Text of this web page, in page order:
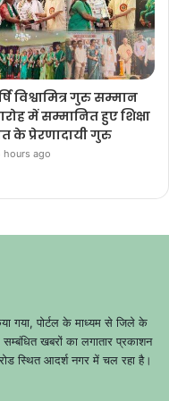
विश्वामित्र गुरु सम्मान
में सम्मानित हुए शिक्षा
के प्रेरणादायी गुरु
hours ago
गया, पोर्टल के माध्यम से जिले के
खबरों का लगातार प्रकाशन
स्थित आदर्श नगर में चल रहा है।